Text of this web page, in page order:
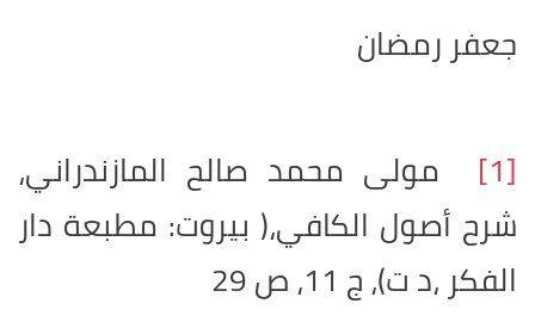
جعفر رمضان
[1] مولى محمد صالح المازندراني،
شرح أصول الكافي،( بيروت: مطبعة دار
الفكر ،د ت)، ج 11، ص 29